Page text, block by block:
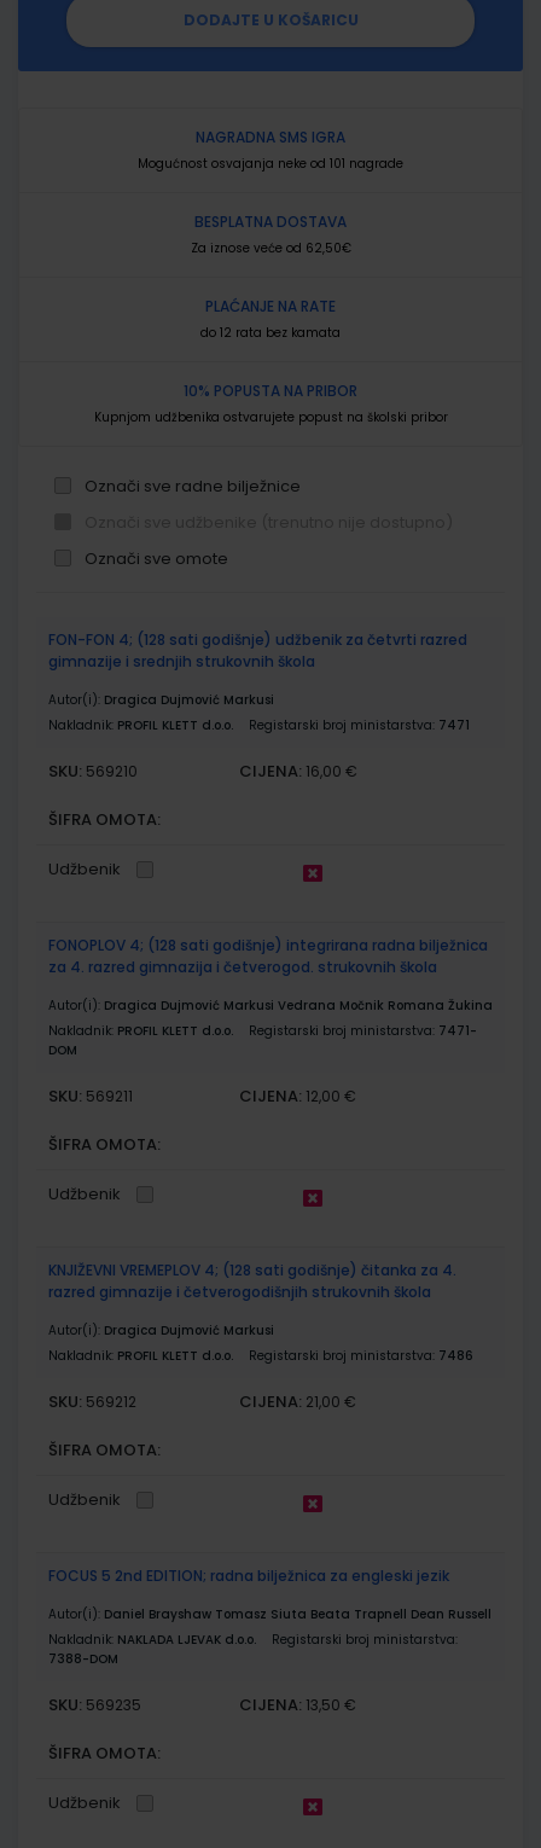
DODAJTE U KOŠARICU
NAGRADNA SMS IGRA
Mogućnost osvajanja neke od 101 nagrade
BESPLATNA DOSTAVA
Za iznose veće od 62,50€
PLAĆANJE NA RATE
do 12 rata bez kamata
10% POPUSTA NA PRIBOR
Kupnjom udžbenika ostvarujete popust na školski pribor
Označi sve radne bilježnice
Označi sve omote
proizvodi
FON-FON 4; (128 sati godišnje) udžbenik za četvrti razred
gimnazije i srednjih strukovnih škola
Autor(i): Dragica Dujmović Markusi
Nakladnik: PROFIL KLETT d.o.o. Registarski broj ministarstva: 7471
SKU: 569210 CIJENA: 16,00 €
ŠIFRA OMOTA:
Udžbenik
FONOPLOV 4; (128 sati godišnje) integrirana radna bilježnica
za 4. razred gimnazija i četverogod. strukovnih škola
Autor(i): Dragica Dujmović Markusi Vedrana Močnik Romana Žukina
Nakladnik: PROFIL KLETT d.o.o. Registarski broj ministarstva: 7471-
DOM
SKU: 569211 CIJENA: 12,00 €
ŠIFRA OMOTA:
Udžbenik
KNJIŽEVNI VREMEPLOV 4; (128 sati godišnje) čitanka za 4.
razred gimnazije i četverogodišnjih strukovnih škola
Autor(i): Dragica Dujmović Markusi
Nakladnik: PROFIL KLETT d.o.o. Registarski broj ministarstva: 7486
SKU: 569212 CIJENA: 21,00 €
ŠIFRA OMOTA:
Udžbenik
FOCUS 5 2nd EDITION; radna bilježnica za engleski jezik
Autor(i): Daniel Brayshaw Tomasz Siuta Beata Trapnell Dean Russell
Nakladnik: NAKLADA LJEVAK d.o.o.
Registarski broj ministarstva:
7388-DOM
SKU: 569235 CIJENA: 13,50 €
ŠIFRA OMOTA:
Udžbenik